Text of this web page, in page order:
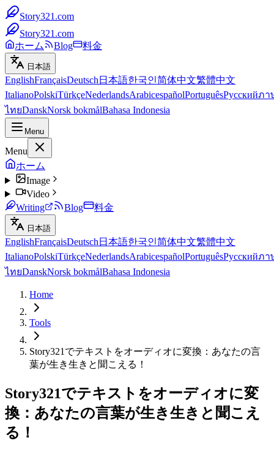
Story321.com
Story321.com
ホーム
Blog 料金
日本語
EnglishFrançaisDeutsch 日本語한국인简体中文繁體中文
ItalianoPolskiTürkçeNederlandsArabicespañolPortuguêsРусскийภา
ไทยDanskNorsk bokmålBahasa Indonesia
Menu
Menu
ホーム
Image
Video
Writing
Blog 料金
日本語
EnglishFrançaisDeutsch 日本語한국인简体中文繁體中文
ItalianoPolskiTürkçeNederlandsArabicespañolPortuguêsРусскийภา
ไทยDanskNorsk bokmålBahasa Indonesia
Home
Tools
Story321でテキストをオーディオに変換：あなたの言
葉が生き生きと聞こえる！
Story321でテキストをオーディオに変
換：あなたの言葉が生き生きと聞こえ
る！